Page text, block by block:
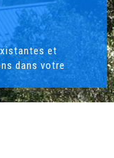
et
dans votre